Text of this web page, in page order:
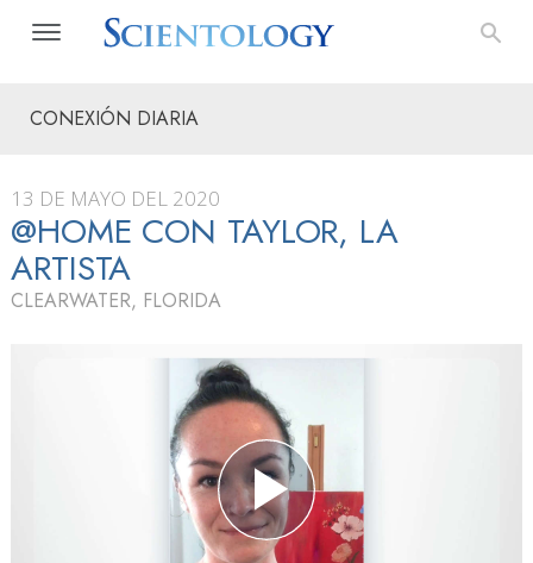
CONEXIÓN DIARIA
13 DE MAYO DEL 2020
@HOME CON TAYLOR, LA
ARTISTA
CLEARWATER, FLORIDA